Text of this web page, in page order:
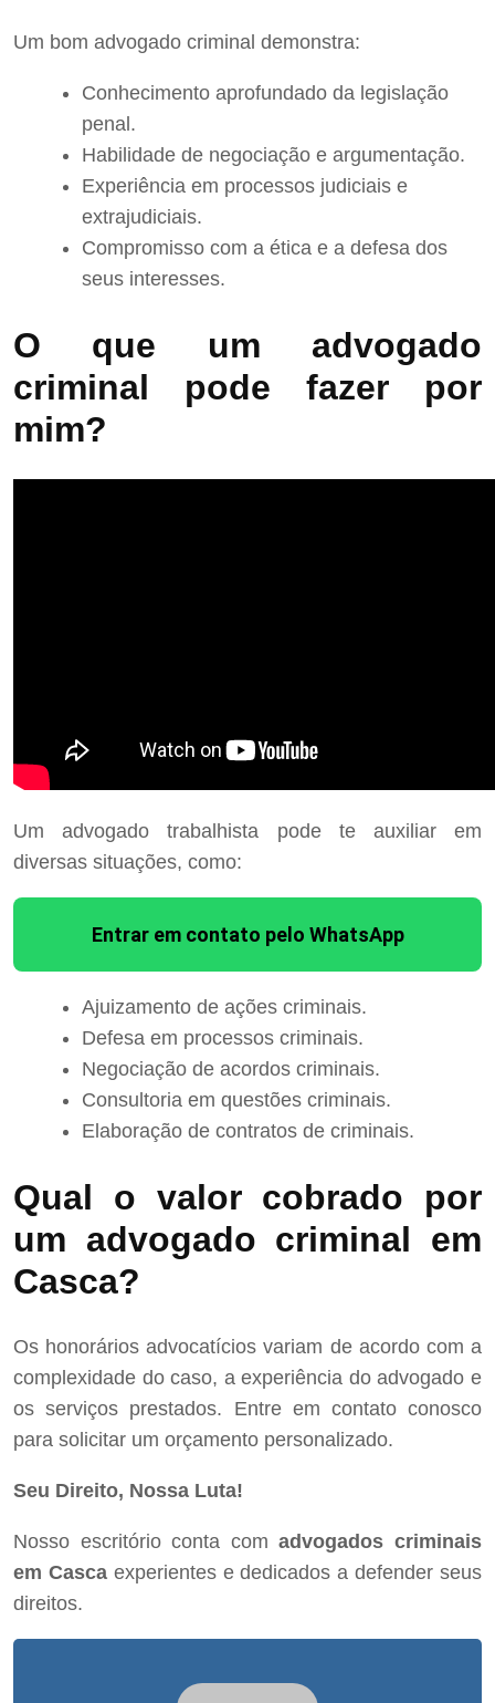
Um bom advogado criminal demonstra:
Conhecimento aprofundado da legislação
penal.
Habilidade de negociação e argumentação.
Experiência em processos judiciais e
extrajudiciais.
Compromisso com a ética e a defesa dos
seus interesses.
O que um advogado
criminal pode fazer por
mim?
Um advogado trabalhista pode te auxiliar em
diversas situações, como:
Entrar em contato pelo WhatsApp
Ajuizamento de ações criminais.
Defesa em processos criminais.
Negociação de acordos criminais.
Consultoria em questões criminais.
Elaboração de contratos de criminais.
Qual o valor cobrado por
um advogado criminal em
Casca?
Os honorários advocatícios variam de acordo com a
complexidade do caso, a experiência do advogado e
os serviços prestados. Entre em contato conosco
para solicitar um orçamento personalizado.
Seu Direito, Nossa Luta!
Nosso escritório conta comadvogados criminais
em Cascaexperientes e dedicados a defender seus
direitos.